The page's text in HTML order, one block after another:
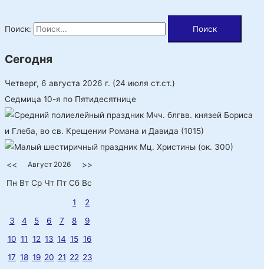
Поиск:
Сегодня
Четверг, 6 августа 2026 г. (24 июля ст.ст.)
Седмица 10-я по Пятидесятнице
Мчч. блгвв. князей Бориса
и Глеба, во св. Крещении Романа и Давида (1015)
Мц. Христины (ок. 300)
<<
Август 2026
>>
Пн Вт Ср Чт Пт Сб Вс
1
2
3
4 5 6 7 8
9
10 11 12 13 14 15 16
17 18 19 20 21 22 23